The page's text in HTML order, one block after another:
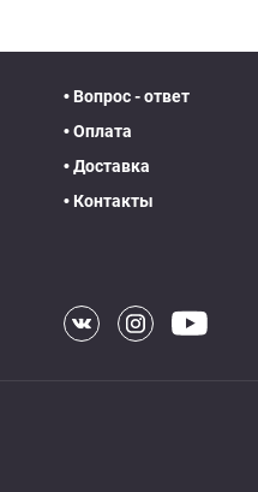
• Вопрос - ответ
• Оплата
• Доставка
• Контакты